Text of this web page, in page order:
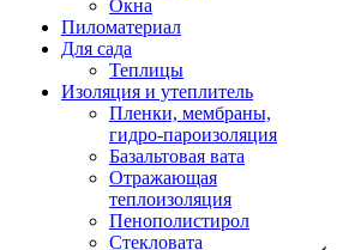
Окна
Пиломатериал
Для сада
Теплицы
Изоляция и утеплитель
Пленки, мембраны,
гидро-пароизоляция
Базальтовая вата
Отражающая
теплоизоляция
Пенополистирол
Стекловата